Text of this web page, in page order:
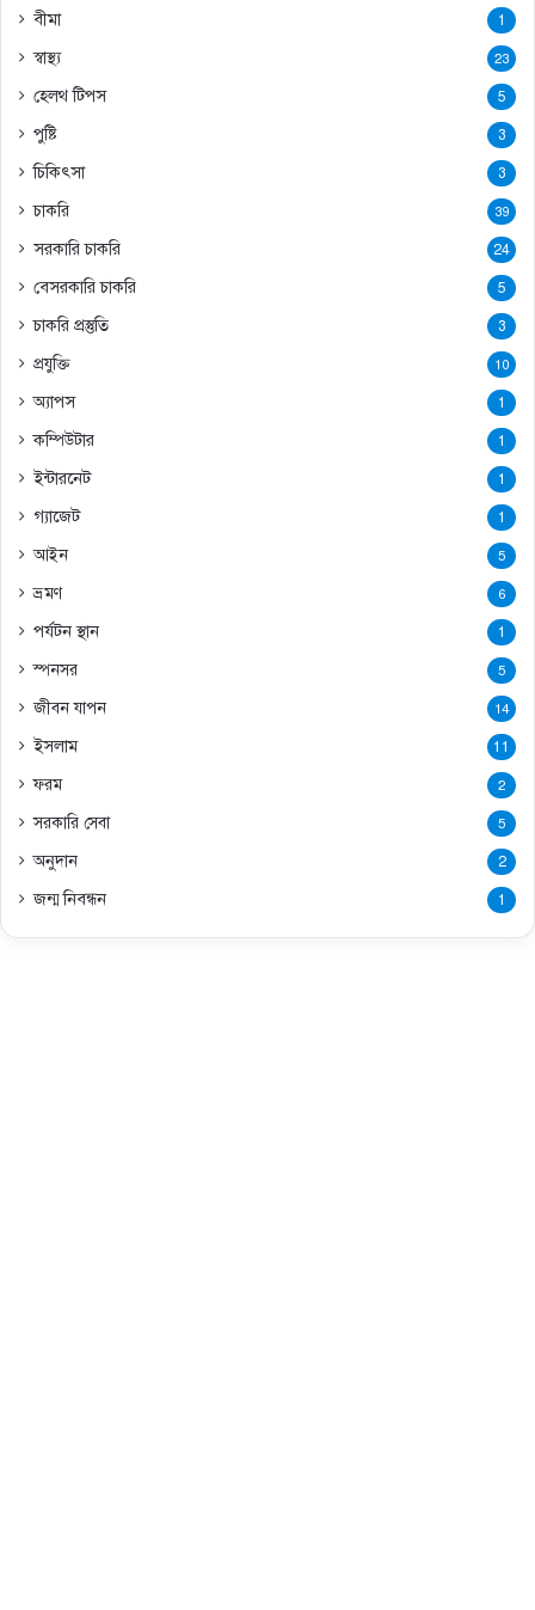
বীমা 1
স্বাস্থ্য 23
হেলথ টিপস 5
পুষ্টি 3
চিকিৎসা 3
চাকরি 39
সরকারি চাকরি 24
বেসরকারি চাকরি 5
চাকরি প্রস্তুতি 3
প্রযুক্তি 10
অ্যাপস 1
কম্পিউটার 1
ইন্টারনেট 1
গ্যাজেট 1
আইন 5
ভ্রমণ 6
পর্যটন স্থান 1
স্পনসর 5
জীবন যাপন 14
ইসলাম 11
ফরম 2
সরকারি সেবা 5
অনুদান 2
জন্ম নিবন্ধন 1